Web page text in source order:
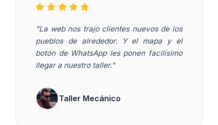
"La web nos trajo clientes nuevos de los
pueblos de alrededor. Y el mapa y el
botón de WhatsApp les ponen facilísimo
llegar a nuestro taller."
Taller Mecánico